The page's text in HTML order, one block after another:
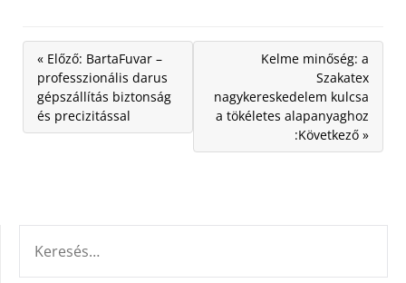
« Előző: BartaFuvar –
professzionális darus
gépszállítás biztonság
és precizitással
Kelme minőség: a
Szakatex
nagykereskedelem kulcsa
a tökéletes alapanyaghoz
:Következő »